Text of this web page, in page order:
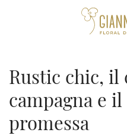
Rustic chic, il
campagna e
promessa